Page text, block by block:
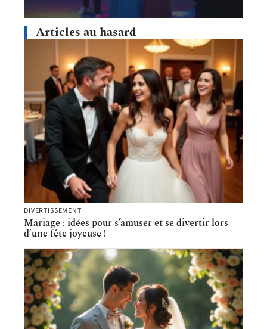
Articles au hasard
DIVERTISSEMENT
Mariage : idées pour s’amuser et se divertir lors
d’une fête joyeuse !